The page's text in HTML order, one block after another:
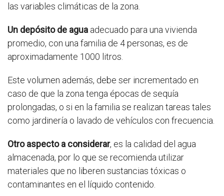
las variables climáticas de la zona.
Un depósito de agua adecuado para una vivienda
promedio, con una familia de 4 personas, es de
aproximadamente 1000 litros.
Este volumen además, debe ser incrementado en
caso de que la zona tenga épocas de sequía
prolongadas, o si en la familia se realizan tareas tales
como jardinería o lavado de vehículos con frecuencia.
Otro aspecto a considerar, es la calidad del agua
almacenada, por lo que se recomienda utilizar
materiales que no liberen sustancias tóxicas o
contaminantes en el líquido contenido.